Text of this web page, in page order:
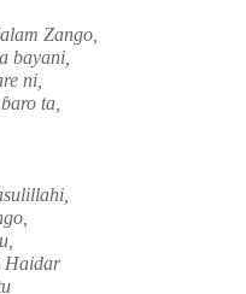
Zango,
bayani,
ni,
ɓaro ta,
Haidar